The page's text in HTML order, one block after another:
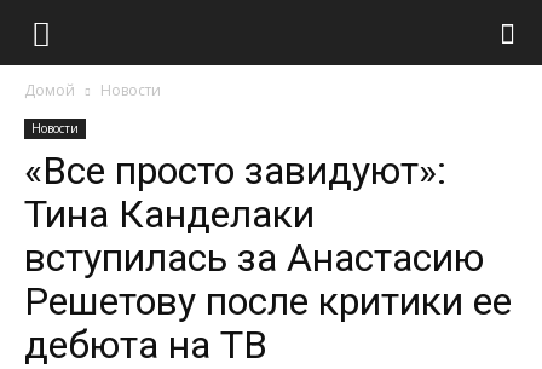
Домой Новости
Новости
«Все просто завидуют»:
Тина Канделаки
вступилась за Анастасию
Решетову после критики ее
дебюта на ТВ